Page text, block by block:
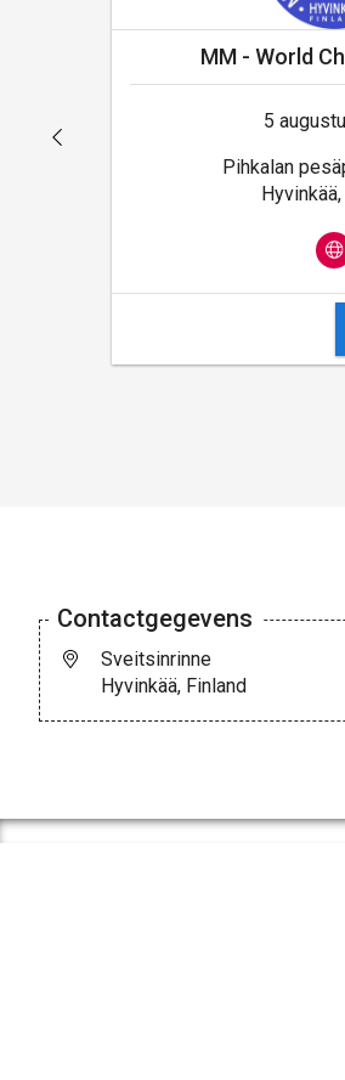
MM - World
5
Pihkalan
Contactgegevens
Sveitsinrinne
Hyvinkää, Finland